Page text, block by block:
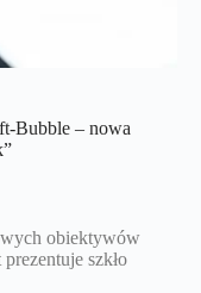
Bubble – nowa
obiektywów
szkło